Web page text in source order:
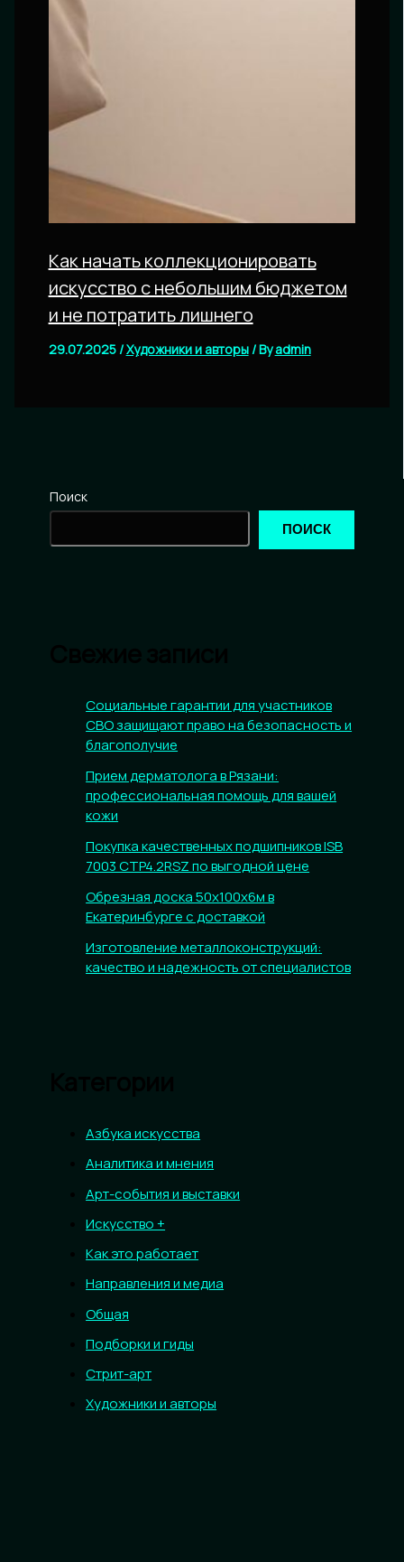
Как начать коллекционировать
искусство с небольшим бюджетом
и не потратить лишнего
29.07.2025/Художники и авторы/ Byadmin
Поиск
ПОИСК
Социальные гарантии для участников
СВО защищают право на безопасность и
благополучие
Прием дерматолога в Рязани:
профессиональная помощь для вашей
кожи
Покупка качественных подшипников ISB
7003 CTP4.2RSZ по выгодной цене
Обрезная доска 50х100х6м в
Екатеринбурге с доставкой
Изготовление металлоконструкций:
качество и надежность от специалистов
Азбука искусства
Аналитика и мнения
Арт-события и выставки
Искусство +
Как это работает
Направления и медиа
Общая
Подборки и гиды
Стрит-арт
Художники и авторы